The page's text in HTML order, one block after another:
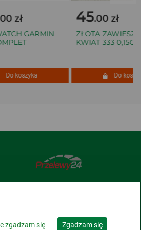
zł
GARMIN
koszyka
45.00 zł
ZŁOTA ZAWIESZKA
KWIAT 333 0,15G
Do koszyka
zgadzam się Zgadzam się